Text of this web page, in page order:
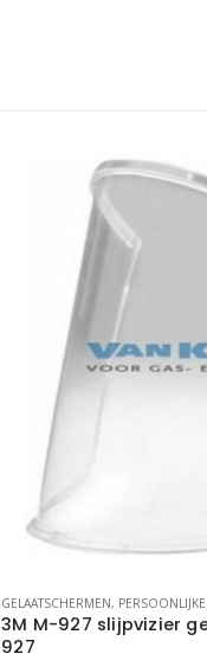
GELAATSCHERMEN,
3M M-927 slijpvizier
927